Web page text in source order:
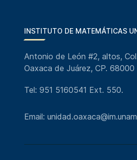
INSTITUTO DE MATEMÁTICAS
Antonio de León #2, altos,
Oaxaca de Juárez, CP. 68000
Tel: 951 5160541 Ext. 550.
Email: